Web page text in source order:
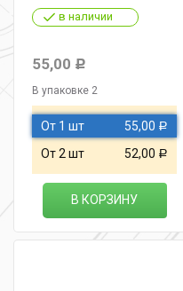
в наличии
55,00 Р
В упаковке 2
От 1 шт 55,00 Р
От 2 шт 52,00 Р
В КОРЗИНУ